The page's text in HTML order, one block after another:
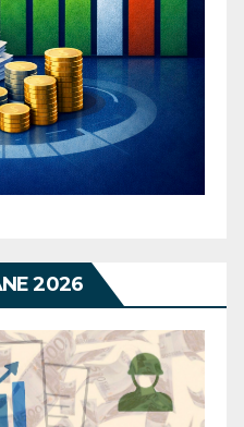
2026